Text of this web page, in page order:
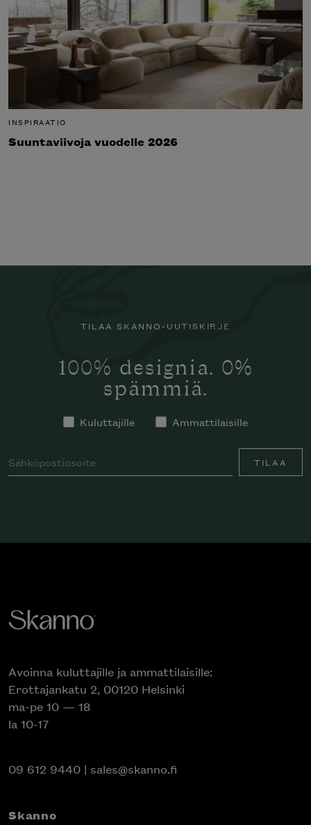
INSPIRAATIO
Suuntaviivoja vuodelle 2026
TILAA SKANNO-UUTISKIRJE
100% designia. 0%
spämmiä.
Kuluttajille Ammattilaisille
TILAA
Avoinna kuluttajille ja ammattilaisille:
Erottajankatu 2, 00120 Helsinki
ma-pe 10 — 18
la 10-17
09 612 9440 | sales@skanno.fi
Skanno